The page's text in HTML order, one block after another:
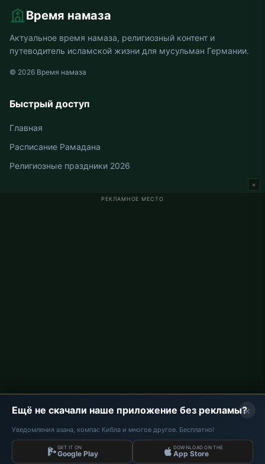
РЕКЛАМНОЕ МЕСТО
×
Время намаза
Актуальное время намаза, религиозный контент и
путеводитель исламской жизни для мусульман Германии.
© 2026 Время намаза
Быстрый доступ
Главная
Расписание Рамадана
Религиозные праздники 2026
Время намаза в Германии
Данные: Diyanet İşleri Başkanlığı | Время намаза © 2026
×
Ещё не скачали наше приложение без рекламы?
Уведомления азана, компас Кибла и многое другое. Бесплатно!
GET IT ON
Google Play
DOWNLOAD ON THE
App Store